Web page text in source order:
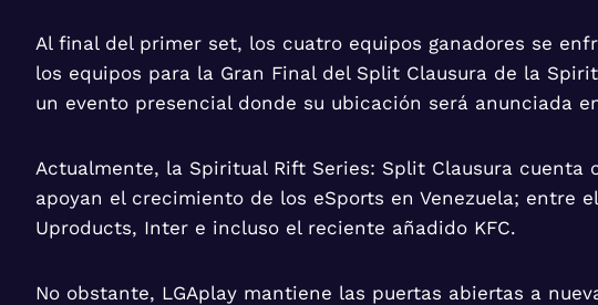
Al final del primer set, los cuatro equipos ganadores se
los equipos para la Gran Final del Split Clausura de la
un evento presencial donde su ubicación será anunciada
Actualmente, la Spiritual Rift Series: Split Clausura cuenta
apoyan el crecimiento de los eSports en Venezuela; entre
Uproducts, Inter e incluso el reciente añadido KFC.
No obstante, LGAplay mantiene las puertas abiertas a